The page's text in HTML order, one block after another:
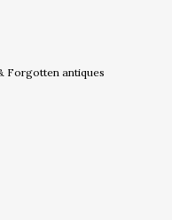
Forgotten antiques